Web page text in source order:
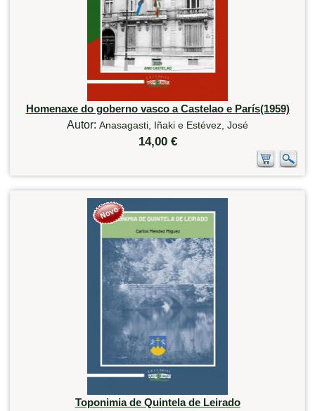
Homenaxe do goberno vasco a Castelao e París(1959)
Autor: Anasagasti, Iñaki e Estévez, José
14,00 €
Toponimia de Quintela de Leirado